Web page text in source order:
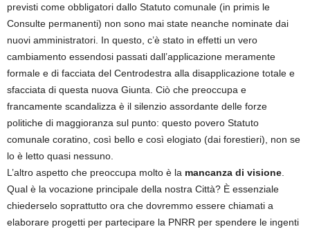
previsti come obbligatori dallo Statuto comunale (in primis le
Consulte permanenti) non sono mai state neanche nominate dai
nuovi amministratori. In questo, c’è stato in effetti un vero
cambiamento essendosi passati dall’applicazione meramente
formale e di facciata del Centrodestra alla disapplicazione totale e
sfacciata di questa nuova Giunta. Ciò che preoccupa e
francamente scandalizza è il silenzio assordante delle forze
politiche di maggioranza sul punto: questo povero Statuto
comunale coratino, così bello e così elogiato (dai forestieri), non se
lo è letto quasi nessuno.
L’altro aspetto che preoccupa molto è la mancanza di visione.
Qual è la vocazione principale della nostra Città? È essenziale
chiederselo soprattutto ora che dovremmo essere chiamati a
elaborare progetti per partecipare la PNRR per spendere le ingenti